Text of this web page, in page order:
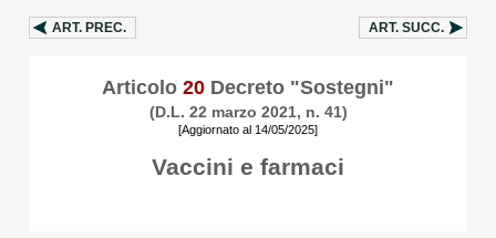
ART. PREC. ART. SUCC.
Articolo 20 Decreto "Sostegni"
(D.L. 22 marzo 2021, n. 41)
[Aggiornato al 14/05/2025]
Vaccini e farmaci